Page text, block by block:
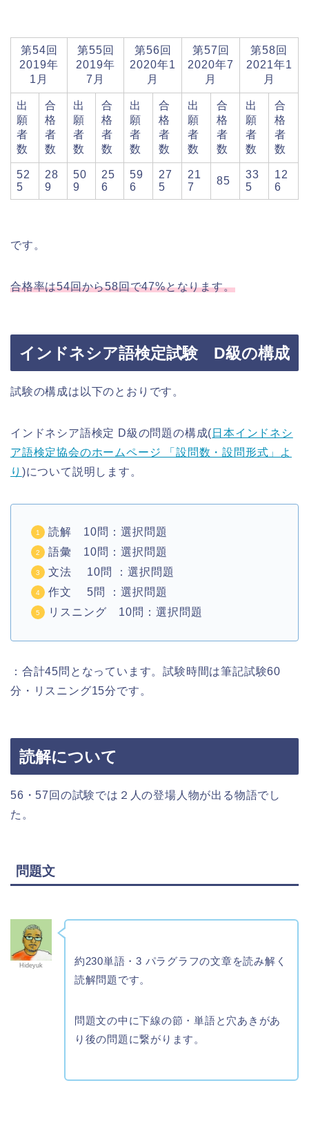
第54回
2019年
1月
第55回
2019年
7月
第56回
2020年1
月
第57回
2020年7
月
第58回
2021年1
月
出
願
者
数
合
格
者
数
出
願
者
数
合
格
者
数
出
願
者
数
合
格
者
数
出
願
者
数
合
格
者
数
出
願
者
数
合
格
者
数
52
5
28
9
50
9
25
6
59
6
27
5
21
7
85
33
5
12
6
です。
合格率は54回から58回で47%となります。
インドネシア語検定試験 D級の構成
試験の構成は以下のとおりです。
インドネシア語検定 D級の問題の構成( 日本インドネシ
ア語検定協会のホームページ 「設問数・設問形式」よ
り )について説明します。
読解 10問：選択問題
語彙 10問：選択問題
文法 10問 ：選択問題
作文 5問 ：選択問題
リスニング 10問：選択問題
：合計45問となっています。試験時間は筆記試験60
分・リスニング15分です。
読解について
56・57回の試験では２人の登場人物が出る物語でし
た。
問題文
Hideyuk
約230単語・3 パラグラフの文章を読み解く
読解問題です。
問題文の中に下線の節・単語と穴あきがあ
り後の問題に繋がります。